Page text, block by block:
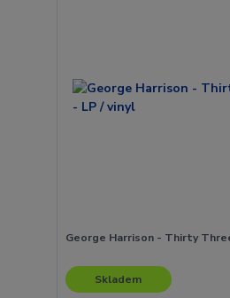
George Harrison - Thirty
Skladem